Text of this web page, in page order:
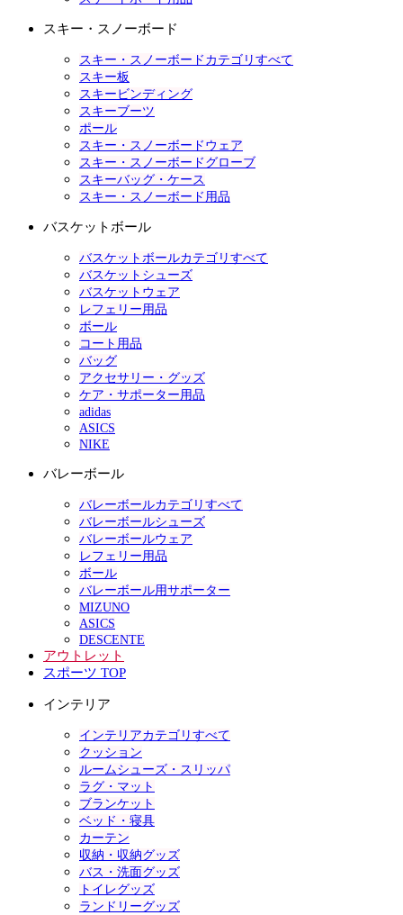
スキー・スノーボード
スキー・スノーボードカテゴリすべて
スキー板
スキービンディング
スキーブーツ
ポール
スキー・スノーボードウェア
スキー・スノーボードグローブ
スキーバッグ・ケース
スキー・スノーボード用品
バスケットボール
バスケットボールカテゴリすべて
バスケットシューズ
バスケットウェア
レフェリー用品
ボール
コート用品
バッグ
アクセサリー・グッズ
ケア・サポーター用品
adidas
ASICS
NIKE
バレーボール
バレーボールカテゴリすべて
バレーボールシューズ
バレーボールウェア
レフェリー用品
ボール
バレーボール用サポーター
MIZUNO
ASICS
DESCENTE
アウトレット
スポーツ TOP
インテリア
インテリアカテゴリすべて
クッション
ルームシューズ・スリッパ
ラグ・マット
ブランケット
ベッド・寝具
カーテン
収納・収納グッズ
バス・洗面グッズ
トイレグッズ
ランドリーグッズ